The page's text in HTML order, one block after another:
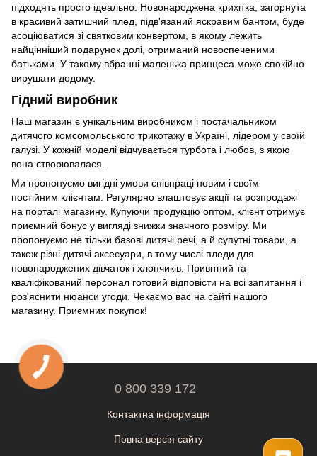
підходять просто ідеально. Новонароджена крихітка, загорнута
в красивий затишний плед, підв'язаний яскравим бантом, буде
асоціюватися зі святковим конвертом, в якому лежить
найцінніший подарунок долі, отриманий новоспеченими
батьками. У такому вбранні маленька принцеса може спокійно
вирушати додому.
Гідний виробник
Наш магазин є унікальним виробником і постачальником
дитячого комсомольського трикотажу в Україні, лідером у своїй
галузі. У кожній моделі відчувається турбота і любов, з якою
вона створювалася.
Ми пропонуємо вигідні умови співпраці новим і своїм
постійним клієнтам. Регулярно влаштовує акції та розпродажі
на порталі магазину. Купуючи продукцію оптом, клієнт отримує
приємний бонус у вигляді знижки значного розміру. Ми
пропонуємо не тільки базові дитячі речі, а й супутні товари, а
також різні дитячі аксесуари, в тому числі пледи для
новонароджених дівчаток і хлопчиків. Привітний та
кваліфікований персонал готовий відповісти на всі запитання і
роз'яснити нюанси угоди. Чекаємо вас на сайті нашого
магазину. Приємних покупок!
0 800 339 172
Контактна інформація
Повна версія сайту